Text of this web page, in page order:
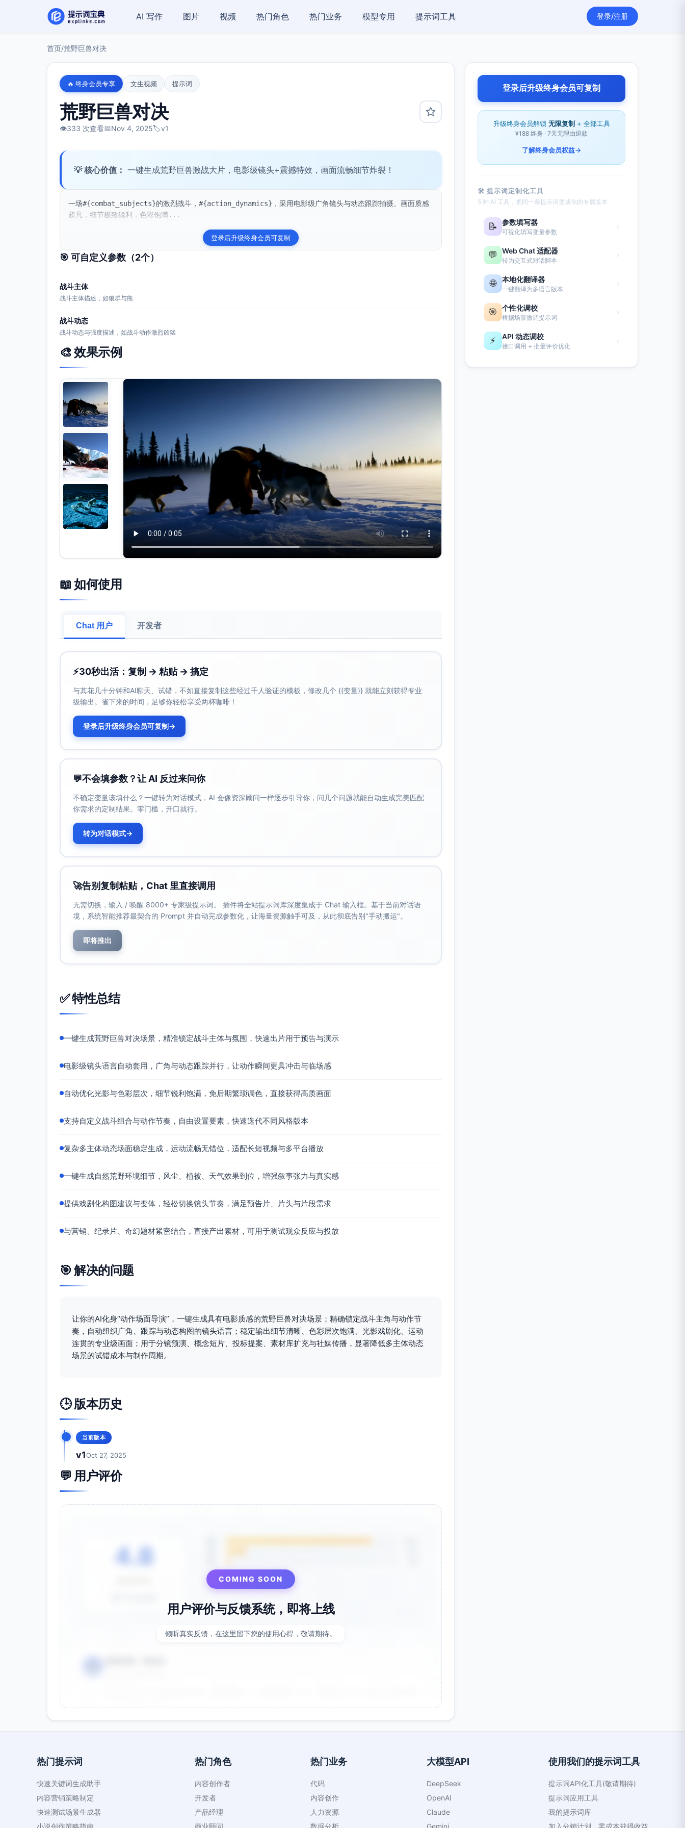
AI 写作 图片 视频 热门角色 热门业务 模型专用 提示词工具 登录/注册
首页/荒野巨兽对决
🔥 终身会员专享 文生视频 提示词
荒野巨兽对决
👁️333 次查看📅Nov 4, 2025🏷️v1
💡 核心价值： 一键生成荒野巨兽激战大片，电影级镜头+震撼特效，画面流畅细节炸裂！
一场#{combat_subjects}的激烈战斗，#{action_dynamics}，采用电影级广角镜头与动态跟踪拍摄。画面质感
超凡，细节极致锐利，色彩饱满...
登录后升级终身会员可复制
🎯 可自定义参数（2个）
战斗主体
战斗主体描述，如狼群与熊
战斗动态
战斗动态与强度描述，如战斗动作激烈凶猛
🎨 效果示例
📖 如何使用
Chat 用户 开发者
⚡30秒出活：复制 → 粘贴 → 搞定
与其花几十分钟和AI聊天、试错，不如直接复制这些经过千人验证的模板，修改几个 {{变量}} 就能立刻获得专业
级输出。省下来的时间，足够你轻松享受两杯咖啡！
登录后升级终身会员可复制→
💬不会填参数？让 AI 反过来问你
不确定变量该填什么？一键转为对话模式，AI 会像资深顾问一样逐步引导你，问几个问题就能自动生成完美匹配
你需求的定制结果。零门槛，开口就行。
转为对话模式→
🚀告别复制粘贴，Chat 里直接调用
无需切换，输入 / 唤醒 8000+ 专家级提示词。 插件将全站提示词库深度集成于 Chat 输入框。基于当前对话语
境，系统智能推荐最契合的 Prompt 并自动完成参数化，让海量资源触手可及，从此彻底告别"手动搬运"。
即将推出
✅ 特性总结
一键生成荒野巨兽对决场景，精准锁定战斗主体与氛围，快速出片用于预告与演示
电影级镜头语言自动套用，广角与动态跟踪并行，让动作瞬间更具冲击与临场感
自动优化光影与色彩层次，细节锐利饱满，免后期繁琐调色，直接获得高质画面
支持自定义战斗组合与动作节奏，自由设置要素，快速迭代不同风格版本
复杂多主体动态场面稳定生成，运动流畅无错位，适配长短视频与多平台播放
一键生成自然荒野环境细节，风尘、植被、天气效果到位，增强叙事张力与真实感
提供戏剧化构图建议与变体，轻松切换镜头节奏，满足预告片、片头与片段需求
与营销、纪录片、奇幻题材紧密结合，直接产出素材，可用于测试观众反应与投放
🎯 解决的问题
让你的AI化身“动作场面导演”，一键生成具有电影质感的荒野巨兽对决场景；精确锁定战斗主角与动作节
奏，自动组织广角、跟踪与动态构图的镜头语言；稳定输出细节清晰、色彩层次饱满、光影戏剧化、运动
连贯的专业级画面；用于分镜预演、概念短片、投标提案、素材库扩充与社媒传播，显著降低多主体动态
场景的试错成本与制作周期。
🕒 版本历史
当前版本
v1Oct 27, 2025
💬 用户评价
4.8
作为设计师，这个提示词帮我快速生成创意方向，大大提升了工作效率。生成的海报氛围感很强，稍作调整
创意好
COMING SOON
用户评价与反馈系统，即将上线
倾听真实反馈，在这里留下您的使用心得，敬请期待。
登录后升级终身会员可复制
升级终身会员解锁 无限复制 + 全部工具
¥188 终身 · 7天无理由退款
了解终身会员权益→
🛠 提示词定制化工具
5 种 AI 工具，把同一条提示词变成你的专属版本
📝 参数填写器
可视化填写变量参数
›
💬 Web Chat 适配器
转为交互式对话脚本
›
🌐 本地化翻译器
一键翻译为多语言版本
›
🎯 个性化调校
根据场景微调提示词
›
⚡ API 动态调校
接口调用 + 批量评价优化
›
热门提示词
快速关键词生成助手
内容营销策略制定
快速测试场景生成器
小说创作策略指南
热门角色
内容创作者
开发者
产品经理
商业顾问
热门业务
代码
内容创作
人力资源
数据分析
大模型API
DeepSeek
OpenAI
Claude
Gemini
使用我们的提示词工具
提示词API化工具(敬请期待)
提示词应用工具
我的提示词库
加入分销计划，零成本获得收益